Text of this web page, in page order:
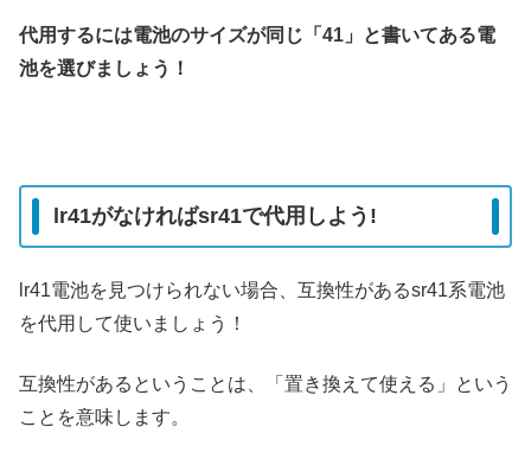
代用するには電池のサイズが同じ「41」と書いてある電
池を選びましょう！
lr41がなければsr41で代用しよう!
lr41電池を見つけられない場合、互換性があるsr41系電池
を代用して使いましょう！
互換性があるということは、「置き換えて使える」という
ことを意味します。